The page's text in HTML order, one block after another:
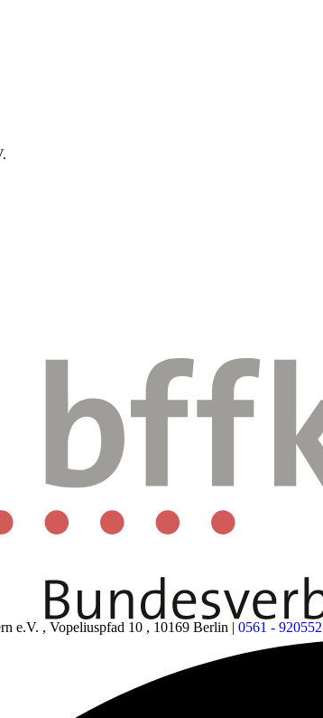
e.V. , Vopeliuspfad 10 , 10169 Berlin | 0561 -